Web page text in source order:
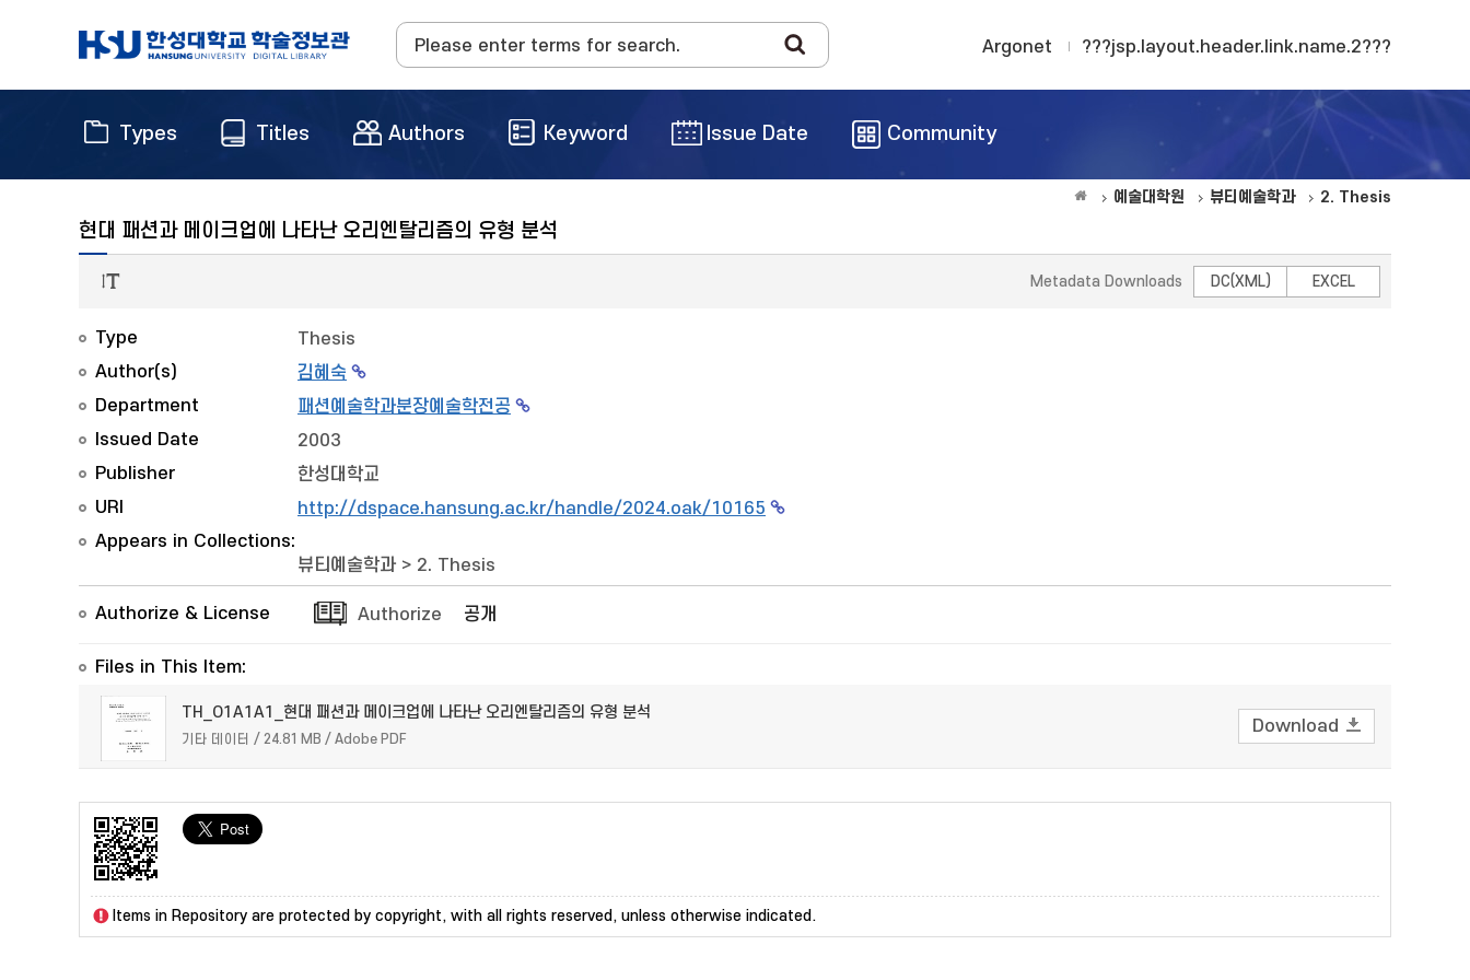
Argonet ???jsp.layout.header.link.name.2???
Types Titles Authors Keyword Issue Date Community
예술대학원 뷰티예술학과 2. Thesis
현대 패션과 메이크업에 나타난 오리엔탈리즘의 유형 분석
Metadata Downloads DC(XML) EXCEL
Type
Thesis
Author(s)
김혜숙
Department
패션예술학과분장예술학전공
Issued Date
2003
Publisher
한성대학교
URI
http://dspace.hansung.ac.kr/handle/2024.oak/10165
Appears in Collections:
뷰티예술학과 > 2. Thesis
Authorize & License Authorize 공개
Files in This Item:
TH_O1A1A1_현대 패션과 메이크업에 나타난 오리엔탈리즘의 유형 분석
기타 데이터 / 24.81 MB / Adobe PDF
Download
Items in Repository are protected by copyright, with all rights reserved, unless otherwise indicated.